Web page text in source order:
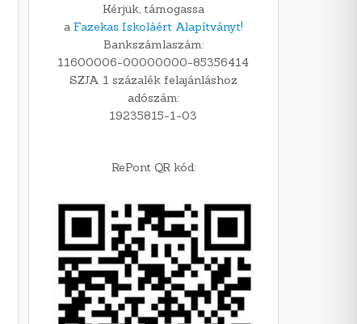
Kérjük, támogassa
a Fazekas Iskoláért Alapítványt!
Bankszámlaszám:
11600006-00000000-85356414
SZJA 1 százalék felajánláshoz
adószám:
19235815-1-03
RePont QR kód: